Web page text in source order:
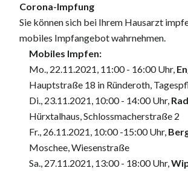
Corona-Impfung
Sie können sich bei Ihrem Hausarzt
mobiles Impfangebot wahrnehmen.
Mobiles Impfen:
Mo., 22.11.2021, 11:00 - 16:00 Uhr,
Hauptstraße 18 in Ründeroth,
Di., 23.11.2021, 10:00 - 14:00 Uhr,
Hürxtalhaus, Schlossmacherstraße 2
Fr., 26.11.2021, 10:00 -15:00 Uhr,
Moschee, Wiesenstraße
Sa., 27.11.2021, 13:00 - 18:00 Uhr,